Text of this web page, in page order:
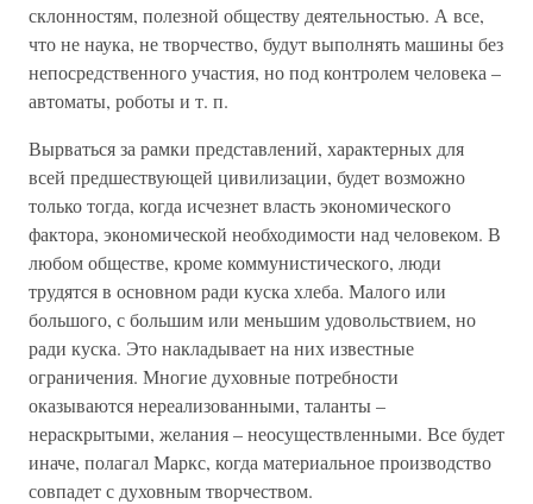
склонностям, полезной обществу деятельностью. А все,
что не наука, не творчество, будут выполнять машины без
непосредственного участия, но под контролем человека –
автоматы, роботы и т. п.
Вырваться за рамки представлений, характерных для
всей предшествующей цивилизации, будет возможно
только тогда, когда исчезнет власть экономического
фактора, экономической необходимости над человеком. В
любом обществе, кроме коммунистического, люди
трудятся в основном ради куска хлеба. Малого или
большого, с большим или меньшим удовольствием, но
ради куска. Это накладывает на них известные
ограничения. Многие духовные потребности
оказываются нереализованными, таланты –
нераскрытыми, желания – неосуществленными. Все будет
иначе, полагал Маркс, когда материальное производство
совпадет с духовным творчеством.